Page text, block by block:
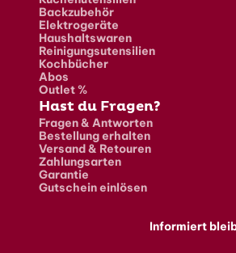
Backzubehör
Elektrogeräte
Haushaltswaren
Reinigungsutensilien
Kochbücher
Abos
Outlet %
Hast du Fragen?
Fragen & Antworten
Bestellung erhalten
Versand & Retouren
Zahlungsarten
Garantie
Gutschein einlösen
Informiert